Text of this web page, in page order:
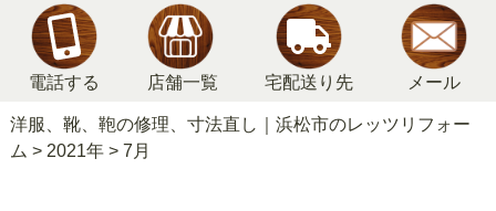
電話する 店舗一覧 宅配送り先 メール
洋服、靴、鞄の修理、寸法直し｜浜松市のレッツリフォー
ム > 2021年> 7月